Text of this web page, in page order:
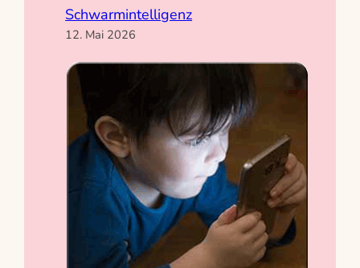
Schwarmintelligenz
12. Mai 2026